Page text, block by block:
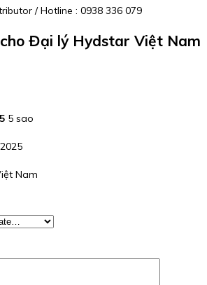
/ Hotline : 0938 336 079
Đại lý Hydstar Việt Nam
5 5 sao
Nam